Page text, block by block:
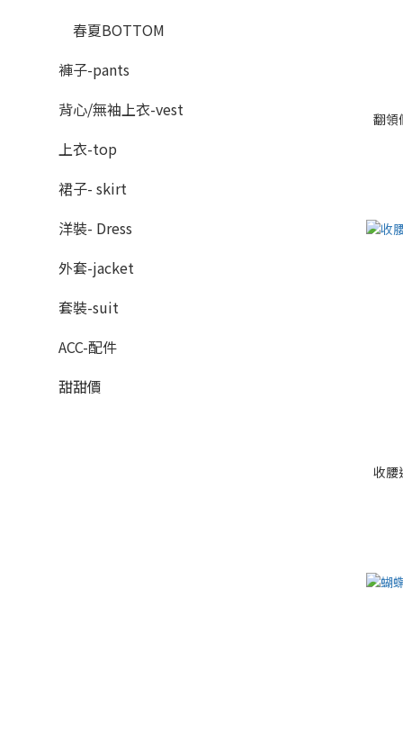
春夏BOTTOM
褲子-pants
背心/無袖上衣-vest
上衣-top
裙子- skirt
洋裝- Dress
外套-jacket
套裝-suit
ACC-配件
甜甜價
翻領
收腰